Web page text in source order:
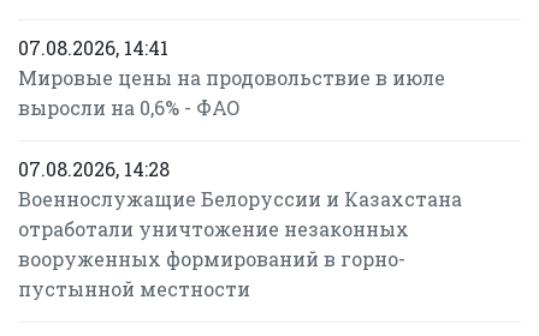
07.08.2026, 14:41
Мировые цены на продовольствие в июле
выросли на 0,6% - ФАО
07.08.2026, 14:28
Военнослужащие Белоруссии и Казахстана
отработали уничтожение незаконных
вооруженных формирований в горно-
пустынной местности